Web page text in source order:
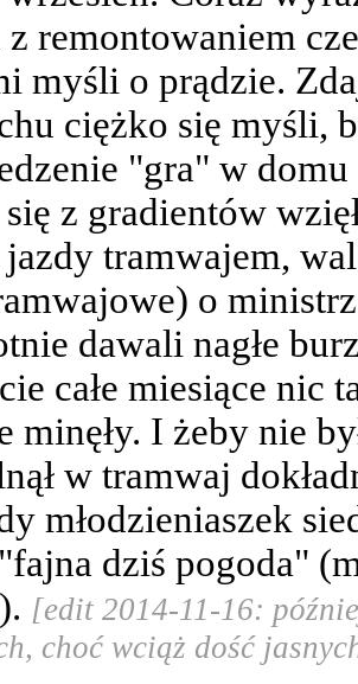
remontowaniem
myśli o prądzie.
ciężko się myśli,
"gra" w
z gradientów
jazdy tramwajem,
o
dawali nagłe
całe miesiące nic
minęły. I żeby nie
w tramwaj
młodzieniaszek
dziś pogoda"
[edit 2014-11-16:
choć wciąż dość